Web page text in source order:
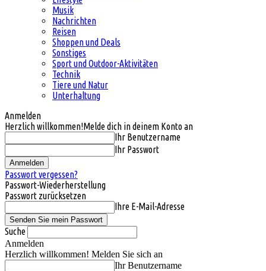
Musik
Nachrichten
Reisen
Shoppen und Deals
Sonstiges
Sport und Outdoor-Aktivitäten
Technik
Tiere und Natur
Unterhaltung
Anmelden
Herzlich willkommen!Melde dich in deinem Konto an
Ihr Benutzername
Ihr Passwort
Passwort vergessen?
Passwort-Wiederherstellung
Passwort zurücksetzen
Ihre E-Mail-Adresse
Suche
Anmelden
Herzlich willkommen! Melden Sie sich an
Ihr Benutzername